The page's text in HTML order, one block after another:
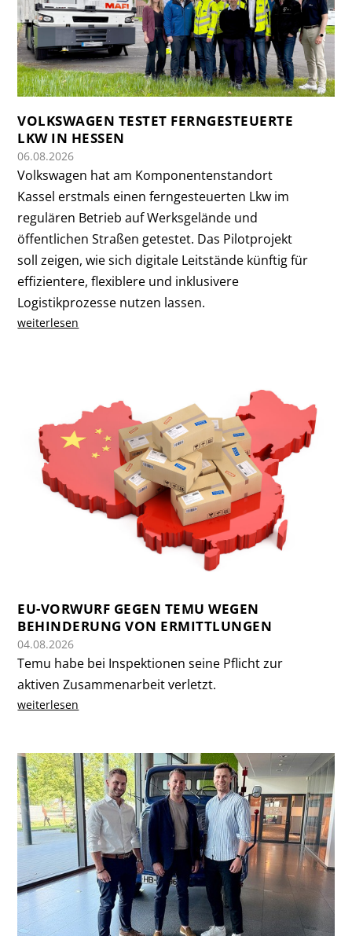
VOLKSWAGEN TESTET FERNGESTEUERTE
LKW IN HESSEN
06.08.2026
Volkswagen hat am Komponentenstandort
Kassel erstmals einen ferngesteuerten Lkw im
regulären Betrieb auf Werksgelände und
öffentlichen Straßen getestet. Das Pilotprojekt
soll zeigen, wie sich digitale Leitstände künftig für
effizientere, flexiblere und inklusivere
Logistikprozesse nutzen lassen.
weiterlesen
EU-VORWURF GEGEN TEMU WEGEN
BEHINDERUNG VON ERMITTLUNGEN
04.08.2026
Temu habe bei Inspektionen seine Pflicht zur
aktiven Zusammenarbeit verletzt.
weiterlesen